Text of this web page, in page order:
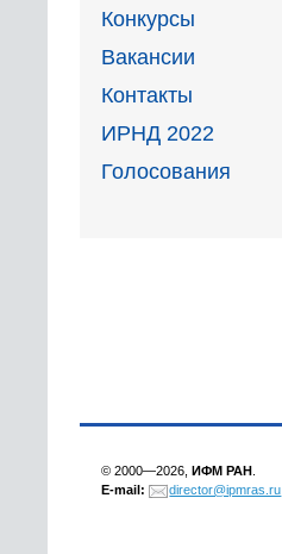
Конкурсы
Вакансии
Контакты
ИРНД 2022
Голосования
© 2000—2026, ИФМ РАН
E-mail:
director@ipmras.ru